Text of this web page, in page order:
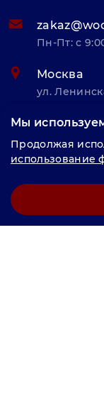
Пн-Пт: с
Москва
ул.
© «Велунд
продвижение "
Мы
Продолжая
использование